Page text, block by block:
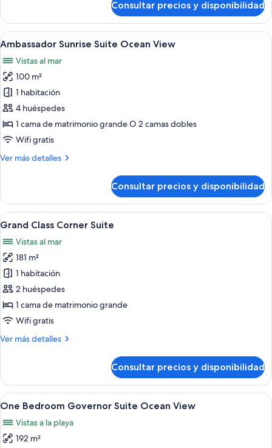
Two
Bedroom
Family
Ocean
View
Consultar precios y disponibilidad
Abrir
todas
las
fotos
de
Ambassador
Sunrise
Suite
View
Una sala de estar moderna con un
5
Ambassador Sunrise Suite Ocean View
Vistas al mar
100 m²
1 habitación
4 huéspedes
1 cama de matrimonio grande O 2 camas dobles
Wifi gratis
Ver más detalles
Más
Sunrise
Suite
Ocean
Consultar precios y disponibilidad
Abrir
todas
las
fotos
de
Grand
Class
Corner
Una habitación de hotel moderna
7
Grand Class Corner Suite
Vistas al mar
181 m²
1 habitación
2 huéspedes
1 cama de matrimonio grande
Wifi gratis
Ver más detalles
Más
Class
Corner
Suite
Consultar precios y disponibilidad
Abrir
todas
las
fotos
Una habitación de hotel moderna
5
One Bedroom Governor Suite Ocean View
Vistas a la playa
192 m²